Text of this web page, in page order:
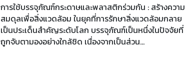
การใช้บรรจุภัณฑ์กระดาษและพลาสติกร่วมกัน : สร้างความ
สมดุลเพื่อสิ่งแวดล้อม ในยุคที่การรักษาสิ่งแวดล้อมกลาย
เป็นประเด็นสำคัญระดับโลก บรรจุภัณฑ์เป็นหนึ่งในปัจจัยที่
ถูกจับตามองอย่างใกล้ชิด เนื่องจากเป็นส่วน...